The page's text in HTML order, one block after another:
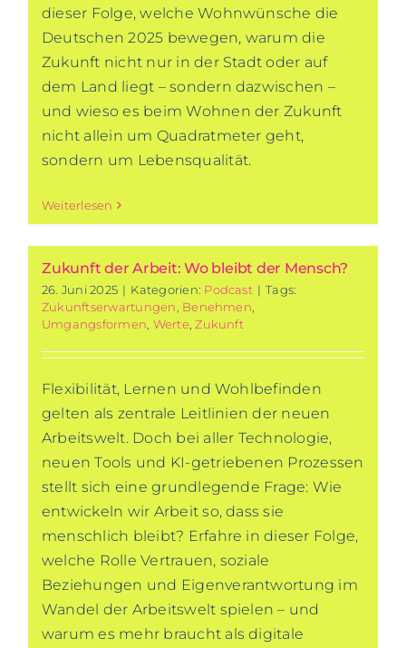
dieser Folge, welche Wohnwünsche die
Deutschen 2025 bewegen, warum die
Zukunft nicht nur in der Stadt oder auf
dem Land liegt – sondern dazwischen –
und wieso es beim Wohnen der Zukunft
nicht allein um Quadratmeter geht,
sondern um Lebensqualität.
Weiterlesen
Zukunft der Arbeit: Wo bleibt der Mensch?
26. Juni 2025 | Kategorien: Podcast | Tags:
Zukunftserwartungen Benehmen
Umgangsformen Werte ,Zukunft
Flexibilität, Lernen und Wohlbefinden
gelten als zentrale Leitlinien der neuen
Arbeitswelt. Doch bei aller Technologie,
neuen Tools und KI-getriebenen Prozessen
stellt sich eine grundlegende Frage: Wie
entwickeln wir Arbeit so, dass sie
menschlich bleibt? Erfahre in dieser Folge,
welche Rolle Vertrauen, soziale
Beziehungen und Eigenverantwortung im
Wandel der Arbeitswelt spielen – und
warum es mehr braucht als digitale